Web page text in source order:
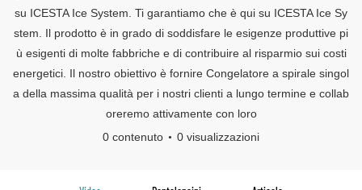
su ICESTA Ice System. Ti garantiamo che è qui su ICESTA Ice Sy
stem. Il prodotto è in grado di soddisfare le esigenze produttive pi
ù esigenti di molte fabbriche e di contribuire al risparmio sui costi
energetici. Il nostro obiettivo è fornire Congelatore a spirale singol
a della massima qualità per i nostri clienti a lungo termine e collab
oreremo attivamente con loro
0 contenuto
0 visualizzazioni